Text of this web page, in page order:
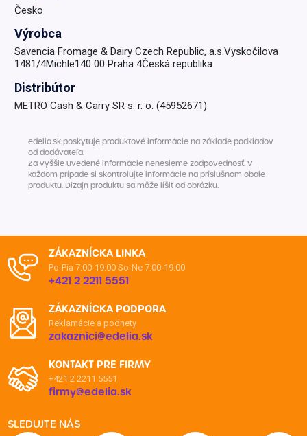
Česko
Výrobca
Savencia Fromage & Dairy Czech Republic, a.s.Vyskočilova
1481/4Michle140 00 Praha 4Česká republika
Distribútor
METRO Cash & Carry SR s. r. o. (45952671)
edelia.sk poskytuje produktové informácie na základe podkladov
od dodávateľa.
Za vyššie uvedené informácie nenesieme zodpovednosť. V
každom prípade si skontrolujte informácie na príslušnom obale
produktu. Dizajn produktu sa môže líšiť od obrázku.
ZÁKAZNÍCKA LINKA
Po-Pia 7:00-19:00 So-Ne 7:00-19:00
+421 2 2211 5551
ZÁKAZNÍCKA PODPORA
Reklamácie a podnety
zakaznici@edelia.sk
KONTAKT PRE FIRMY
+421 2 2211 5551
firmy@edelia.sk
SLEDUJTE NÁS